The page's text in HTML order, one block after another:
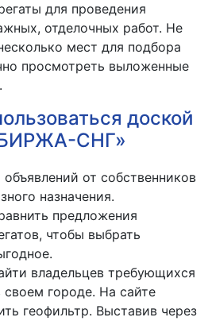
для проведения
отделочных работ. Не
мест для подбора
просмотреть выложенные
доской
СНГ»
от собственников
назначения.
предложения
чтобы выбрать
владельцев требующихся
своем городе. На сайте
геофильтр. Выставив через